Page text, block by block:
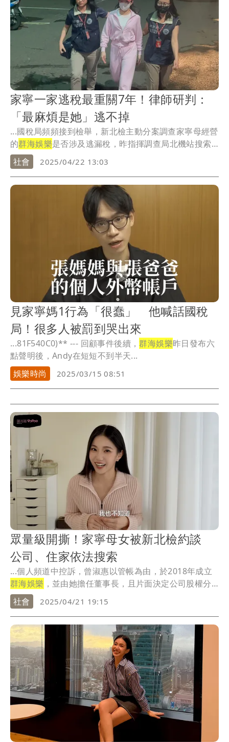
家寧一家逃稅最重關7年！律師研判：
「最麻煩是她」逃不掉
...國稅局頻頻接到檢舉，新北檢主動分案調查家寧母經營
的群海娛樂是否涉及逃漏稅，昨指揮調查局北機站搜索
群海...
社會 2025/04/22 13:03
見家寧媽1行為「很蠢」 他喊話國稅
局！很多人被罰到哭出來
...81F540C0)** --- 回顧事件後續， 群海娛樂昨日發布六
點聲明後，Andy在短短不到半天...
娛樂時尚
2025/03/15 08:51
眾量級開撕！家寧母女被新北檢約談
公司、住家依法搜索
...個人頻道中控訴，曾淑惠以管帳為由，於2018年成立
群海娛樂 ，並由她擔任董事長，且片面決定公司股權分
配...
社會 2025/04/21 19:15